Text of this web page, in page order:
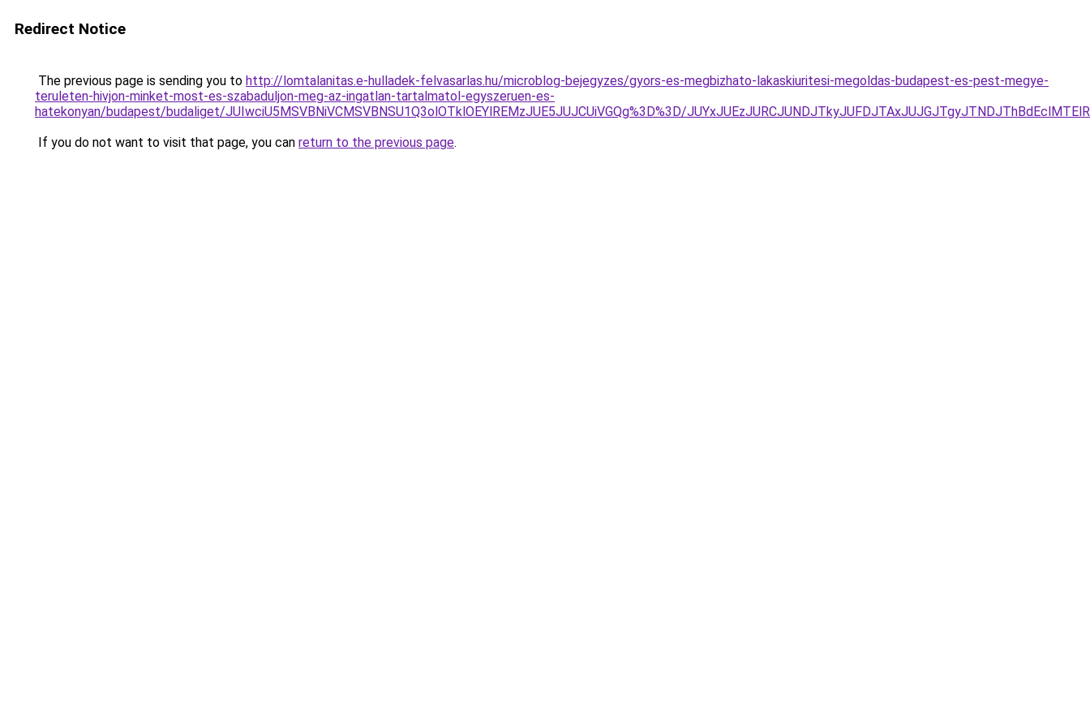
Redirect Notice
The previous page is sending you to http://lomtalanitas.e-hulladek-felvasarlas.hu/microblog-bejegyzes/gyors-es-megbizhato-lakaskiuritesi-megoldas-budapest-es-pest-megye-
teruleten-hivjon-minket-most-es-szabaduljon-meg-az-ingatlan-tartalmatol-egyszeruen-es-
hatekonyan/budapest/budaliget/JUIwciU5MSVBNiVCMSVBNSU1Q3olOTklOEYlREMzJUE5JUJCUiVGQg%3D%3D/
If you do not want to visit that page, you can return to the previous page.